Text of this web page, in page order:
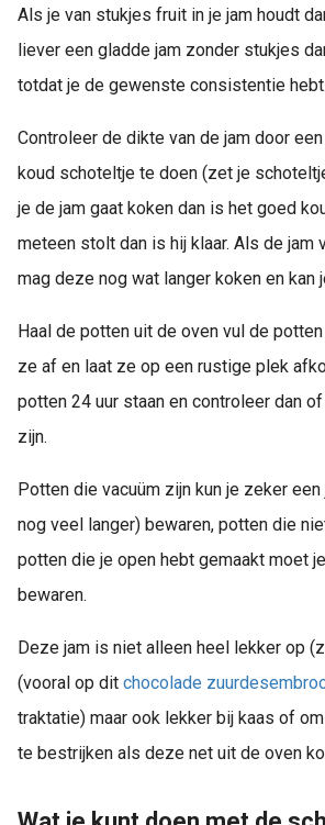
Als je van stukjes fruit in je jam houdt
liever een gladde jam zonder stukjes
totdat je de gewenste consistentie hebt.
Controleer de dikte van de jam door
koud schoteltje te doen (zet je
je de jam gaat koken dan is het goed
meteen stolt dan is hij klaar. Als de jam
mag deze nog wat langer koken en kan
Haal de potten uit de oven vul de
ze af en laat ze op een rustige plek
potten 24 uur staan en controleer dan
zijn.
Potten die vacuüm zijn kun je zeker
nog veel langer) bewaren, potten die
potten die je open hebt gemaakt moet
bewaren.
Deze jam is niet alleen heel lekker op
(vooral op dit chocolade
traktatie) maar ook lekker bij kaas of
te bestrijken als deze net uit de oven